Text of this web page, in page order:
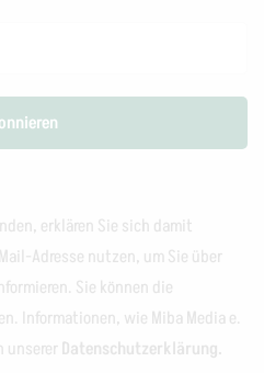
erklären Sie sich damit
Adresse nutzen, um Sie über
Sie können die
Informationen, wie Miba Media e.
unsererDatenschutzerklärung.